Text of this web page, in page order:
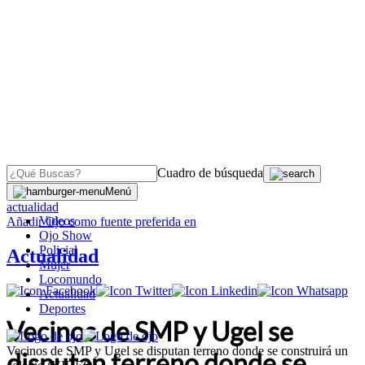
Cuadro de búsqueda
Menú
Videos
Ojo Show
Policial
Mujer
Locomundo
Actualidad
Deportes
Vecinos de SMP y Ugel se disputan terreno donde se construirá un
OJO
actualidad
AñadirOjocomo fuente preferida en
Actualidad
Vecinos de SMP y Ugel se